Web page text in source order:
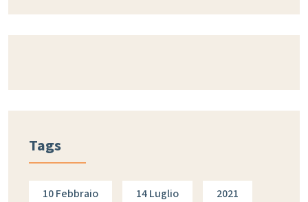
Tags
10 Febbraio 14 Luglio 2021